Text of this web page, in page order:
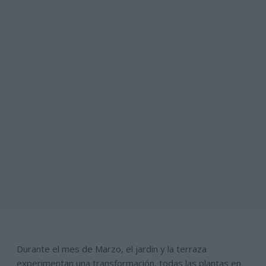
Durante el mes de Marzo, el jardin y la terraza
experimentan una transformación, todas las plantas en